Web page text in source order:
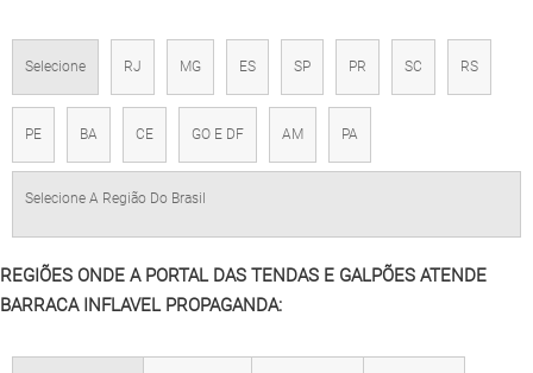
Selecione RJ MG ES SP PR SC RS
PE BA CE GO E DF AM PA
Selecione A Região Do Brasil
REGIÕES ONDE A PORTAL DAS TENDAS E GALPÕES ATENDE
BARRACA INFLAVEL PROPAGANDA: